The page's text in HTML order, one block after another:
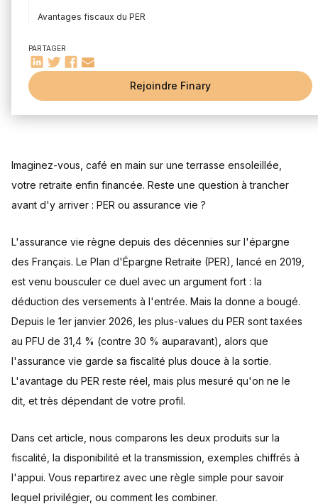
Avantages fiscaux du PER
Rendement potentiellement plus élevé grâce à la
déduction
Fiscalité à la sortie (imposition du capital et des plus-
Flexibilité et avantages de l'assurance vie
Outil de transmission du patrimoine
Pas d'avantage fiscal à l'entrée
Exemple chiffré pour comparer PER et assurance vie
Cas d'un couple marié avec un TMI de 41%
Investir sur un PER ou une assurance vie
Choix des supports d'investissement (fonds euros, unités
Gestion pilotée du PER en vue de la retraite
Frais et coûts
Souscrire un PER ou une assurance vie
Désignation des bénéficiaires
Devoir de conseil des assureurs et banquiers
PER ou assurance vie : comment trancher ?
Peut-on cumuler un PER et une assurance vie ?
PER ou assurance vie : que choisir selon son TMI ?
Peut-on transférer une assurance vie vers un PER ?
Que devient le PER en cas de décès ?
PARTAGER
Rejoindre Finary
Imaginez-vous, café en main sur une terrasse ensoleillée,
votre retraite enfin financée. Reste une question à trancher
avant d'y arriver : PER ou assurance vie ?
L'assurance vie règne depuis des décennies sur l'épargne
des Français. Le Plan d'Épargne Retraite (PER), lancé en 2019,
est venu bousculer ce duel avec un argument fort : la
déduction des versements à l'entrée. Mais la donne a bougé.
Depuis le 1er janvier 2026, les plus-values du PER sont taxées
au PFU de 31,4 % (contre 30 % auparavant), alors que
l'assurance vie garde sa fiscalité plus douce à la sortie.
L'avantage du PER reste réel, mais plus mesuré qu'on ne le
dit, et très dépendant de votre profil.
Dans cet article, nous comparons les deux produits sur la
fiscalité, la disponibilité et la transmission, exemples chiffrés à
l'appui. Vous repartirez avec une règle simple pour savoir
lequel privilégier, ou comment les combiner.